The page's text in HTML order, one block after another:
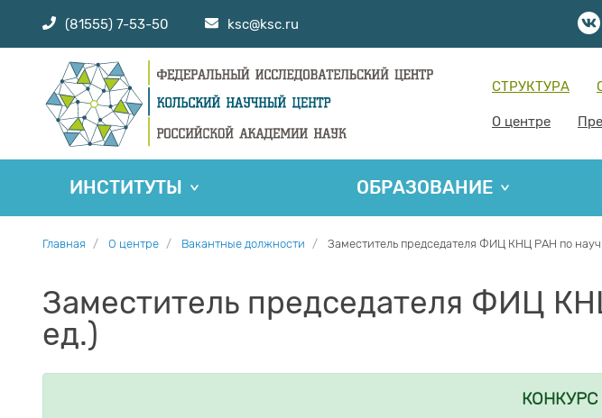
(81555) 7-53-50 ksc@ksc.ru
СТРУКТУРА
О центре
ИНСТИТУТЫ ОБРАЗОВАНИЕ
Главная О центре Вакантные должности Заместитель председателя ФИЦ КНЦ РАН по
Заместитель председателя ФИЦ
ед.)